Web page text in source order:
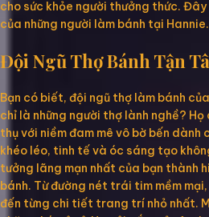
cho sức khỏe người thưởng thức.
của những người làm bánh tại Hannie.
Đội Ngũ Thợ Bánh Tận
Bạn có biết, đội ngũ thợ làm bánh
chỉ là những người thợ lành nghề?
thụ với niềm đam mê vô bờ bến dành
khéo léo, tinh tế và óc sáng tạo
tưởng lãng mạn nhất của bạn thành
bánh. Từ đường nét trái tim mềm
đến từng chi tiết trang trí nhỏ nhất.